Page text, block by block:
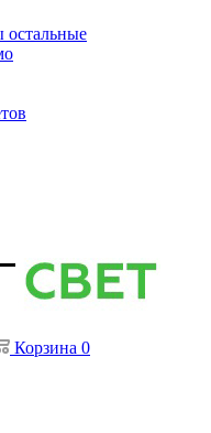
остальные
Корзина 0